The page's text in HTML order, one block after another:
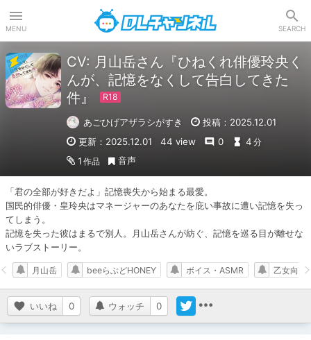
MENU SEARCH
CV: 月山岳さん『ひねくれ俳優玲央く
んが、記憶をなくして告白してきた
件』
あごひげアザラシがすき
投稿：2025.12.01
更新：2025.12.01
44 view 0 4 分
1 作品 音声
「君の全部が好きだよ」記憶喪失から始まる最愛。
国民的俳優・皇玲央はマネージャーのあなたを庇い事故に遭い記憶を失っ
てしまう。
記憶を失った彼はまるで別人。月山岳さんが紡ぐ、記憶を巡る目が離せな
いラブストーリー。
いいね 0 ウォッチ 0
月山岳 beeらぶどHONEY ボイス・ASMR 乙女向け